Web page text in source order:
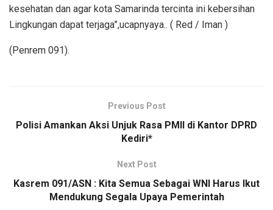
kesehatan dan agar kota Samarinda tercinta ini kebersihan
Lingkungan dapat terjaga”,ucapnyaya.. ( Red / Iman )
(Penrem 091).
Previous Post
Polisi Amankan Aksi Unjuk Rasa PMII di Kantor DPRD
Kediri*
Next Post
Kasrem 091/ASN : Kita Semua Sebagai WNI Harus Ikut
Mendukung Segala Upaya Pemerintah